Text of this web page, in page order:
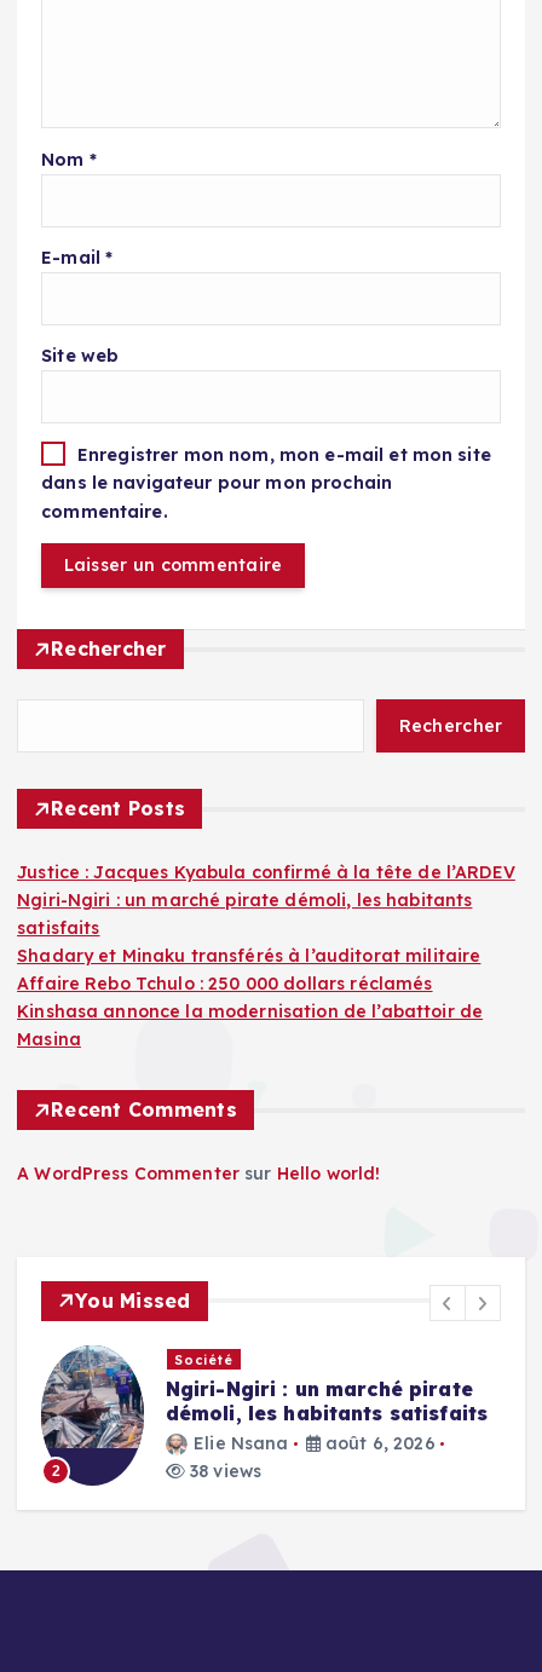
Nom *
E-mail*
Site web
Enregistrer mon nom, mon e-mail et mon site
dans le navigateur pour mon prochain
commentaire.
Rechercher
Rechercher
Recent Posts
Justice : Jacques Kyabula confirmé à la tête de l’ARDEV
Ngiri-Ngiri : un marché pirate démoli, les habitants
satisfaits
Shadary et Minaku transférés à l’auditorat militaire
Affaire Rebo Tchulo : 250 000 dollars réclamés
Kinshasa annonce la modernisation de l’abattoir de
Masina
Recent Comments
A WordPress Commenter sur Hello world!
You Missed
2
Société
Ngiri-Ngiri : un marché pirate
démoli, les habitants satisfaits
Elie Nsana
août 6, 2026
38 views